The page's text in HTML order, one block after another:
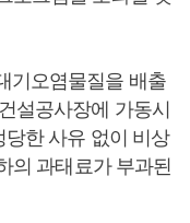
기오염물질을 배출
설공사장에 가동시
한 사유 없이 비상
의 과태료가 부과된